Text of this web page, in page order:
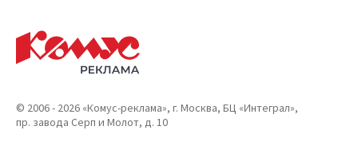
© 2006 - 2026 «Комус-реклама», г. Москва, БЦ «Интеграл»,
пр. завода Серп и Молот, д. 10